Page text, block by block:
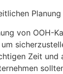
von OOH-
Zeit und